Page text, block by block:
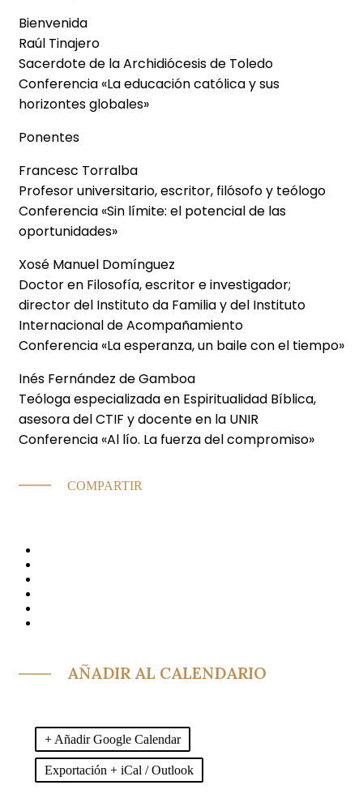
Bienvenida
Raúl Tinajero
Sacerdote de la Archidiócesis de Toledo
Conferencia «La educación católica y sus
horizontes globales»
Ponentes
Francesc Torralba
Profesor universitario, escritor, filósofo y teólogo
Conferencia «Sin límite: el potencial de las
oportunidades»
Xosé Manuel Domínguez
Doctor en Filosofía, escritor e investigador;
director del Instituto da Familia y del Instituto
Internacional de Acompañamiento
Conferencia «La esperanza, un baile con el tiempo»
Inés Fernández de Gamboa
Teóloga especializada en Espiritualidad Bíblica,
asesora del CTIF y docente en la UNIR
Conferencia «Al lío. La fuerza del compromiso»
COMPARTIR
AÑADIR AL CALENDARIO
+ Añadir Google Calendar
Exportación + iCal / Outlook